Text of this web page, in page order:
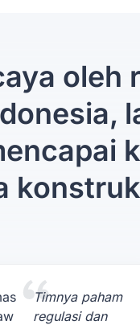
oleh
Timnya paham
regulasi dan